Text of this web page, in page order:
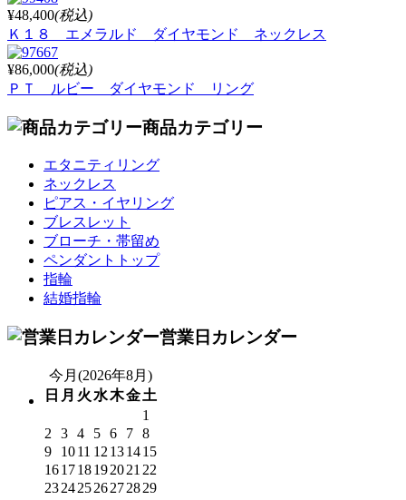
¥48,400(税込)
Ｋ１８ エメラルド ダイヤモンド ネックレス
¥86,000(税込)
ＰＴ ルビー ダイヤモンド リング
商品カテゴリー
エタニティリング
ネックレス
ピアス・イヤリング
ブレスレット
ブローチ・帯留め
ペンダントトップ
指輪
結婚指輪
営業日カレンダー
今月(2026年8月)
日 月 火 水木金土
1
2
3 4 5 6 7 8
9
1011 12 131415
161718192021 22
23242526272829